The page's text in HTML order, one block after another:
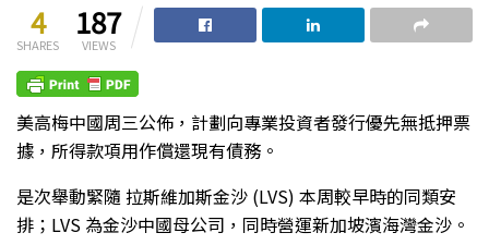
4
SHARES
187
VIEWS
美高梅中國周三公佈，計劃向專業投資者發行優先無抵押票
據，所得款項用作償還現有債務。
是次舉動緊隨 拉斯維加斯金沙 (LVS) 本周較早時的同類安
排；LVS 為金沙中國母公司，同時營運新加坡濱海灣金沙。